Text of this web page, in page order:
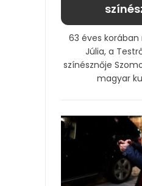
63 éves
Júlia, a
színésznője
magyar